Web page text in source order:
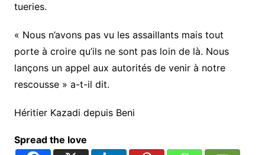
tueries.
« Nous n’avons pas vu les assaillants mais tout
porte à croire qu’ils ne sont pas loin de là. Nous
lançons un appel aux autorités de venir à notre
rescousse » a-t-il dit.
Héritier Kazadi depuis Beni
Spread the love